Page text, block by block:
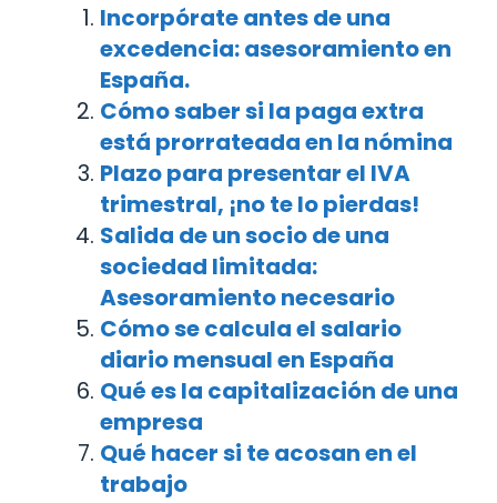
Incorpórate antes de una
excedencia: asesoramiento en
España.
Cómo saber si la paga extra
está prorrateada en la nómina
Plazo para presentar el IVA
trimestral, ¡no te lo pierdas!
Salida de un socio de una
sociedad limitada:
Asesoramiento necesario
Cómo se calcula el salario
diario mensual en España
Qué es la capitalización de una
empresa
Qué hacer si te acosan en el
trabajo